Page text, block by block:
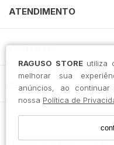
RAGUSO STOREutiliza
melhorar sua
anúncios, ao
nossa Política de
ATENDIMENTO
CONTATO
SELOS
RAGUSO ATACADO